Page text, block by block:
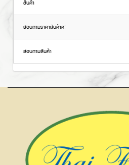
สินค้า
สอบถามราคาสินค้าคะ
สอบถามสินค้า